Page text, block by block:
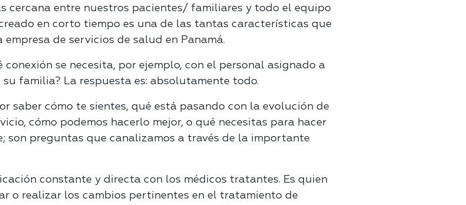
cercana entre nuestros pacientes/ familiares y todo el equipo
en corto tiempo es una de las tantas características que
de servicios de salud en Panamá.
conexión se necesita, por ejemplo, con el personal asignado a
familia? La respuesta es: absolutamente todo.
saber cómo te sientes, qué está pasando con la evolución de
cómo podemos hacerlo mejor, o qué necesitas para hacer
son preguntas que canalizamos a través de la importante
constante y directa con los médicos tratantes. Es quien
o realizar los cambios pertinentes en el tratamiento de